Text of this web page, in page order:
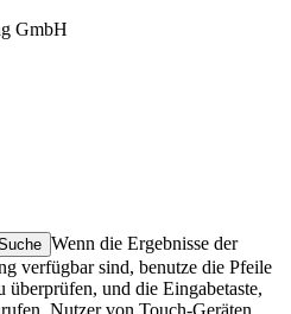
GmbH
Wenn die Ergebnisse der
verfügbar sind, benutze die Pfeile
überprüfen, und die Eingabetaste,
Nutzer von Touch-Geräten